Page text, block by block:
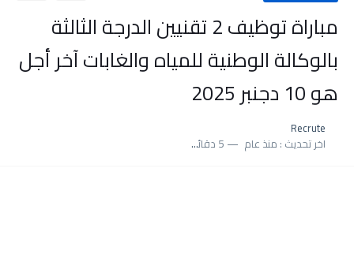
مباراة توظيف 2 تقنيين الدرجة الثالثة
بالوكالة الوطنية للمياه والغابات آخر أجل
هو 10 دجنبر 2025
Recrute
اخر تحديث : منذ عام 5 دقائق للقراءة